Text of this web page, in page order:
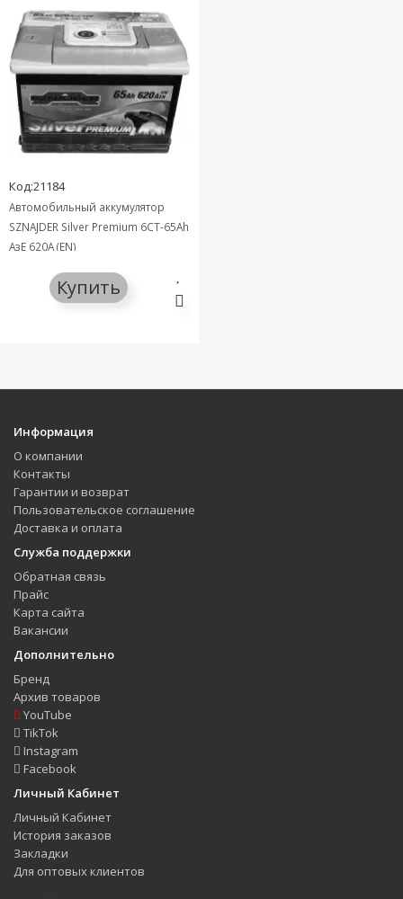
Код:21184
Автомобильный аккумулятор
SZNAJDER Silver Premium 6СТ-65Ah
АзЕ 620A (EN)
Купить
Информация
О компании
Контакты
Гарантии и возврат
Пользовательское соглашение
Доставка и оплата
Служба поддержки
Обратная связь
Прайс
Карта сайта
Вакансии
Дополнительно
Бренд
Архив товаров
YouTube
TikTok
Instagram
Facebook
Личный Кабинет
Личный Кабинет
История заказов
Закладки
Для оптовых клиентов